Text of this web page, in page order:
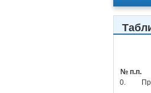
№ п.п.
0.